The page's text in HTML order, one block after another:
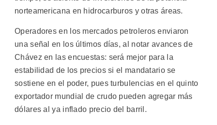
norteamericana en hidrocarburos y otras áreas.
Operadores en los mercados petroleros enviaron
una señal en los últimos días, al notar avances de
Chávez en las encuestas: será mejor para la
estabilidad de los precios si el mandatario se
sostiene en el poder, pues turbulencias en el quinto
exportador mundial de crudo pueden agregar más
dólares al ya inflado precio del barril.